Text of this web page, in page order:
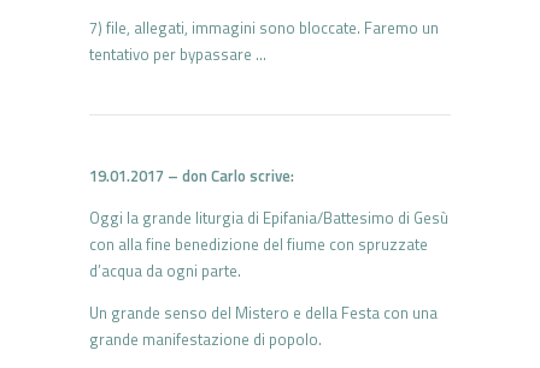
7) file, allegati, immagini sono bloccate. Faremo un
tentativo per bypassare …
19.01.2017 – don Carlo scrive:
Oggi la grande liturgia di Epifania/Battesimo di Gesù
con alla fine benedizione del fiume con spruzzate
d’acqua da ogni parte.
Un grande senso del Mistero e della Festa con una
grande manifestazione di popolo.